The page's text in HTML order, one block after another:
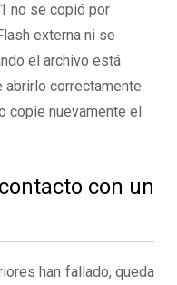
no se copió por
externa ni se
el archivo está
correctamente.
copie nuevamente el
con un
han fallado, queda